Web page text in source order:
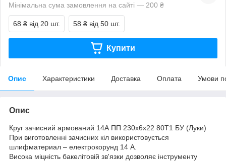
Мінімальна сума замовлення на сайті — 200 ₴
68 ₴ від 20 шт. 58 ₴ від 50 шт.
Купити
Опис Характеристики Доставка Оплата Умови
Опис
Круг зачисний армований 14А ПП 230х6х22 80Т1 БУ (Луки)
При виготовленні зачисних кіл використовується
шлифматериал – електрокорунд 14 А.
Висока міцність бакелітовій зв'язки дозволяє інструменту